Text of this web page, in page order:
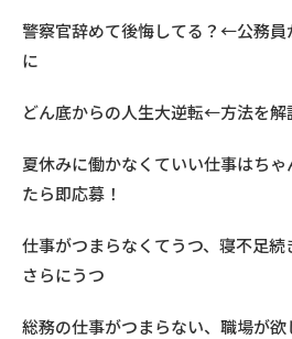
警察官辞めて後悔してる？←公務員
に
どん底からの人生大逆転←方法を解
夏休みに働かなくていい仕事はち
たら即応募！
仕事がつまらなくてうつ、寝不足
さらにうつ
総務の仕事がつまらない、職場が